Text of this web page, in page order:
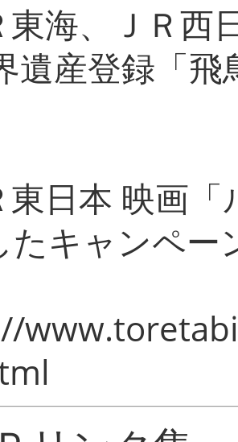
東海、ＪＲ西
遺産登録「
東日本 映画
たキャンペー